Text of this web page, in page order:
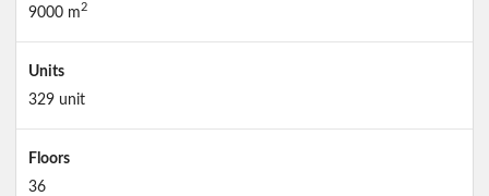
9000 m2
Units
329 unit
Floors
36